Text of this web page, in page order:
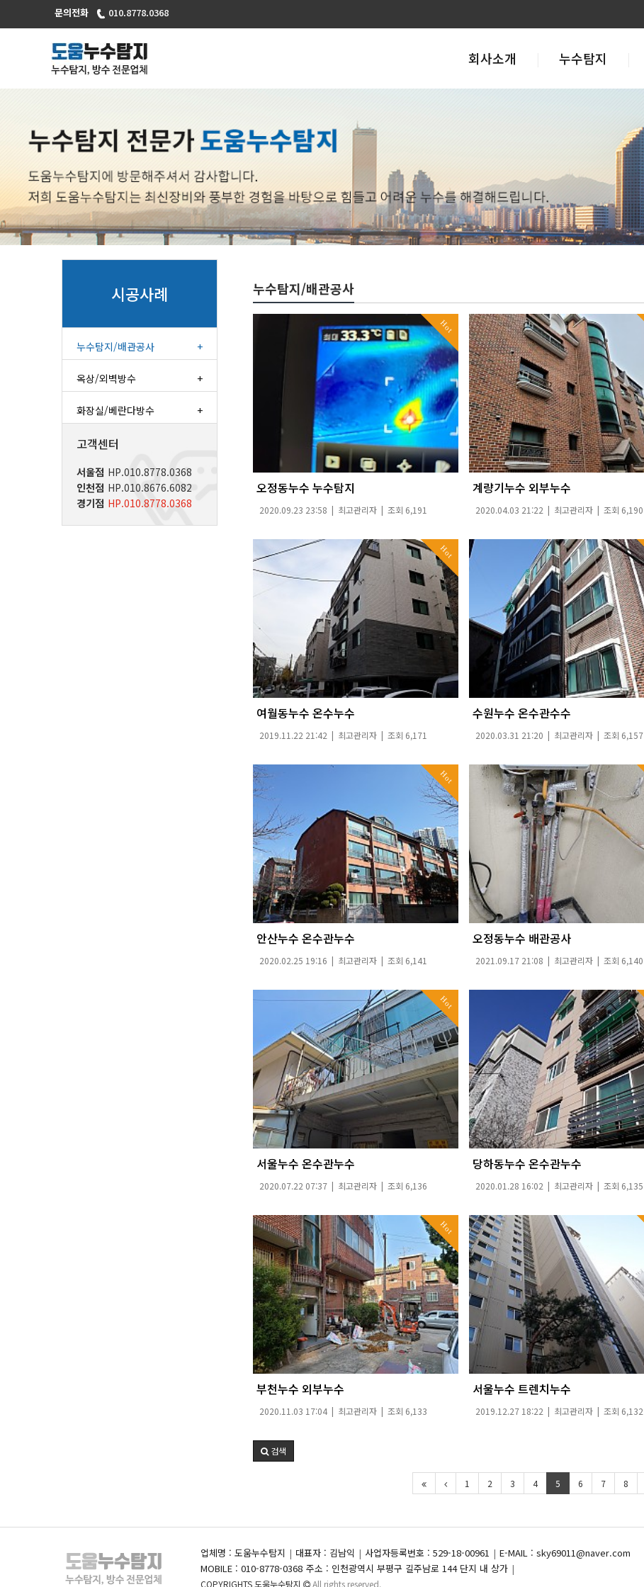
문의전화 010.8778.0368
회사소개 누수탐지
시공사례
누수탐지/배관공사 +
옥상/외벽방수 +
화장실/베란다방수 +
고객센터
서울점 HP.010.8778.0368
인천점 HP.010.8676.6082
경기점 HP.010.8778.0368
누수탐지/배관공사
Hot
오정동누수 누수탐지
2020.09.23 23:58 | 최고관리자| 조회 6,191
계량기누수 외부누수
2020.04.03 21:22 | 최고관리자| 조회 6,190
Hot
여월동누수 온수누수
2019.11.22 21:42 | 최고관리자| 조회 6,171
수원누수 온수관수수
2020.03.31 21:20 | 최고관리자| 조회 6,157
Hot
안산누수 온수관누수
2020.02.25 19:16 | 최고관리자| 조회 6,141
오정동누수 배관공사
2021.09.17 21:08 | 최고관리자| 조회 6,140
Hot
서울누수 온수관누수
2020.07.22 07:37 | 최고관리자| 조회 6,136
당하동누수 온수관누수
2020.01.28 16:02 | 최고관리자| 조회 6,135
Hot
부천누수 외부누수
2020.11.03 17:04 | 최고관리자| 조회 6,133
서울누수 트렌치누수
2019.12.27 18:22 | 최고관리자| 조회 6,132
검색
1 2 3 4 5 6 7 8
업체명 : 도움누수탐지 대표자 : 김남익 사업자등록번호 : 529-18-00961
E-MAIL : sky69011@naver.com
MOBILE : 010-8778-0368 주소 : 인천광역시 부평구 길주남로 144 단지 내 상가
COPYRIGHTS 도움누수탐지 All rights reserved.